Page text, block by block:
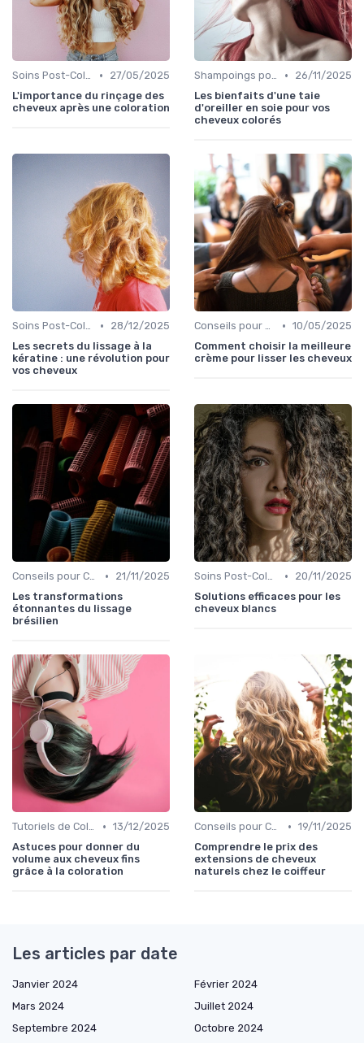
Soins Post-Coloration •
27/05/2025
L'importance du rinçage des
cheveux après une coloration
Shampoings pour Cheveux Colorés •
26/11/2025
Les bienfaits d'une taie
d'oreiller en soie pour vos
cheveux colorés
Soins Post-Coloration •
28/12/2025
Les secrets du lissage à la
kératine : une révolution pour
vos cheveux
Conseils pour Cheveux Abîmés • 10/05/2025
Comment choisir la meilleure
crème pour lisser les cheveux
Conseils pour Cheveux Abîmés •
21/11/2025
Les transformations
étonnantes du lissage
brésilien
Soins Post-Coloration •
20/11/2025
Solutions efficaces pour les
cheveux blancs
Tutoriels de Coloration à Domicile • 13/12/2025
Astuces pour donner du
volume aux cheveux fins
grâce à la coloration
Conseils pour Cheveux Abîmés • 19/11/2025
Comprendre le prix des
extensions de cheveux
naturels chez le coiffeur
Les articles par date
Janvier 2024
Février 2024
Mars 2024
Juillet 2024
Septembre 2024
Octobre 2024